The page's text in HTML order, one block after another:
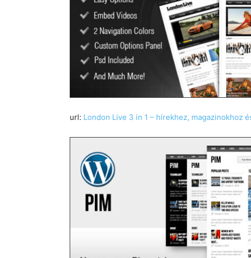
url: London Live 3 in 1 – hírekhez, magazinokhoz